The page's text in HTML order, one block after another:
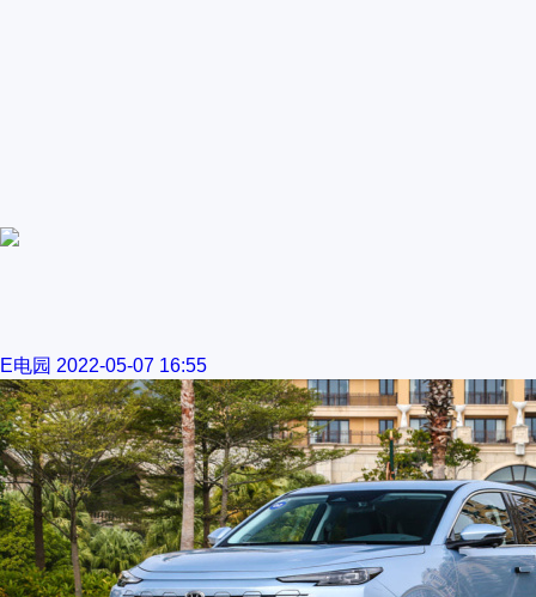
E电园 2022-05-07 16:55